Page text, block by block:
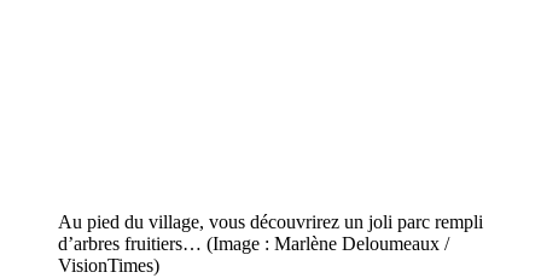
Au pied du village, vous découvrirez un joli parc rempli
d’arbres fruitiers… (Image : Marlène Deloumeaux /
VisionTimes)